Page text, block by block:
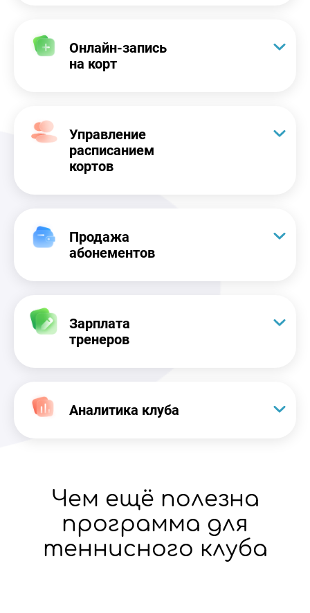
Онлайн-запись
на корт
Управление
расписанием
кортов
Продажа
абонементов
Зарплата
тренеров
Аналитика клуба
Чем ещё полезна
программа для
теннисного клуба